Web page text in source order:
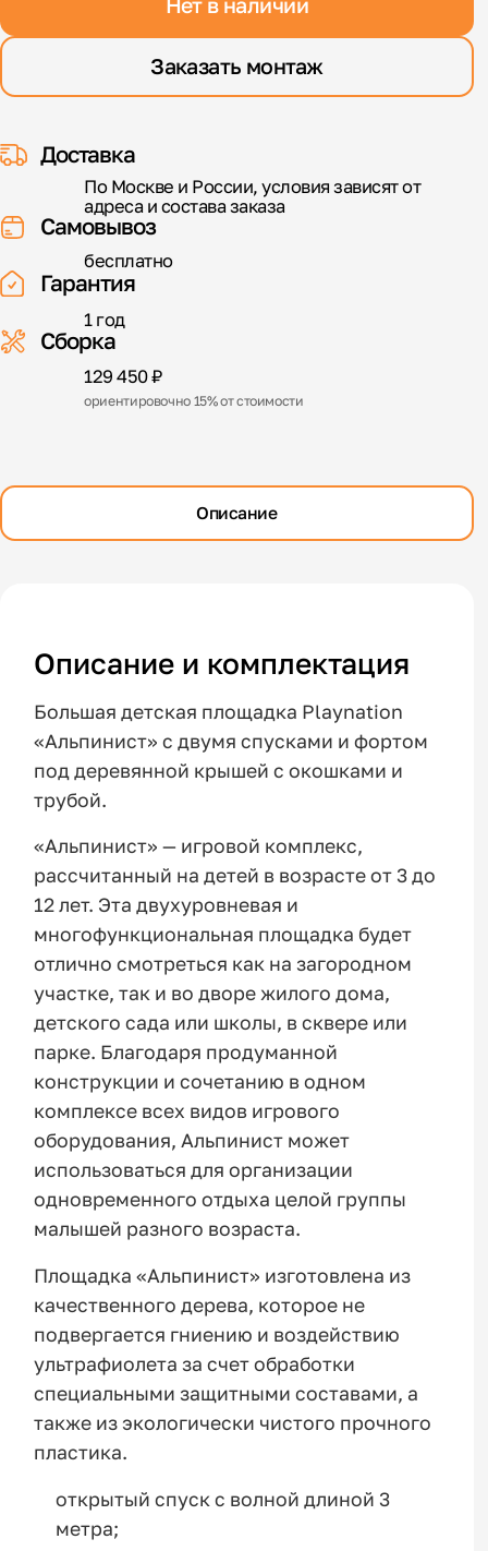
Заказать монтаж
Доставка
По Москве и России, условия зависят от
адреса и состава заказа
Самовывоз
бесплатно
Гарантия
1 год
Сборка
129 450 ₽
ориентировочно 15% от стоимости
Описание
Описание и комплектация
Большая детская площадка Playnation
«Альпинист» с двумя спусками и фортом
под деревянной крышей с окошками и
трубой.
«Альпинист» — игровой комплекс,
рассчитанный на детей в возрасте от 3 до
12 лет. Эта двухуровневая и
многофункциональная площадка будет
отлично смотреться как на загородном
участке, так и во дворе жилого дома,
детского сада или школы, в сквере или
парке. Благодаря продуманной
конструкции и сочетанию в одном
комплексе всех видов игрового
оборудования, Альпинист может
использоваться для организации
одновременного отдыха целой группы
малышей разного возраста.
Площадка «Альпинист» изготовлена из
качественного дерева, которое не
подвергается гниению и воздействию
ультрафиолета за счет обработки
специальными защитными составами, а
также из экологически чистого прочного
пластика.
открытый спуск с волной длиной 3
метра;